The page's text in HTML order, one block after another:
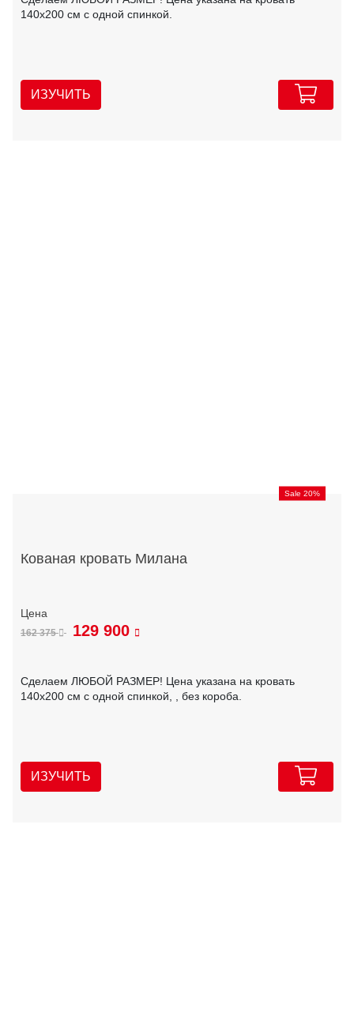
140х200 см с одной спинкой.
ИЗУЧИТЬ
Sale 20%
Кованая кровать Милана
162 375 129 900
Сделаем ЛЮБОЙ РАЗМЕР! Цена указана на кровать
140х200 см с одной спинкой, , без короба.
ИЗУЧИТЬ